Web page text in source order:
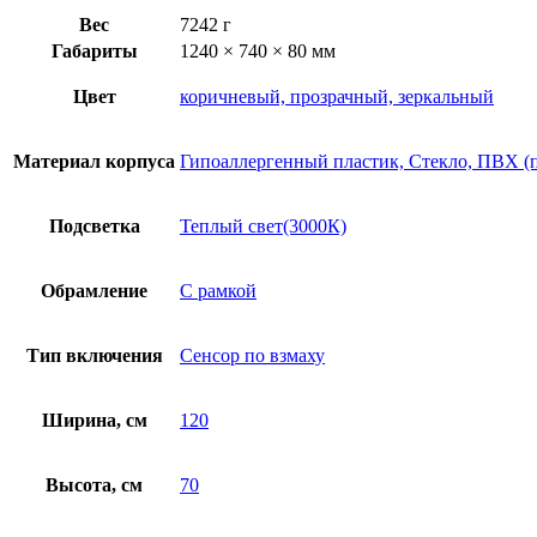
Вес
7242 г
Габариты
1240 × 740 × 80 мм
Цвет коричневый, прозрачный, зеркальный
Материал корпуса Гипоаллергенный пластик, Стекло, ПВХ
Подсветка Теплый свет(3000К)
Обрамление С рамкой
Тип включения Сенсор по взмаху
Ширина, см 120
Высота, см 70